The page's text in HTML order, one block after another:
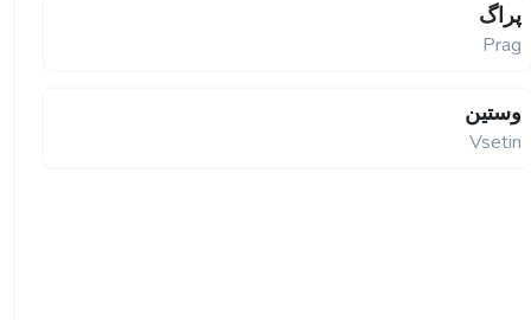
پراگ
Prag
وستین
Vsetin